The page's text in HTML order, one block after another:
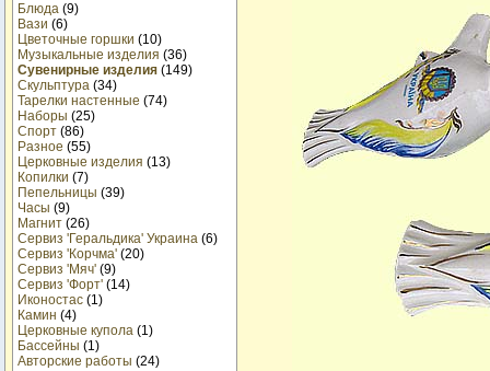
Блюда (9)
Вази (6)
Цветочные горшки (10)
Музыкальные изделия (36)
Сувенирные изделия (149)
Скульптура (34)
Тарелки настенные (74)
Наборы (25)
Спорт (86)
Разное (55)
Церковные изделия (13)
Копилки (7)
Пепельницы (39)
Часы (9)
Магнит (26)
Сервиз 'Геральдика' Украина (6)
Сервиз 'Корчма' (20)
Сервиз 'Мяч' (9)
Сервиз 'Форт' (14)
Иконостас (1)
Камин (4)
Церковные купола (1)
Бассейны (1)
Авторские работы (24)